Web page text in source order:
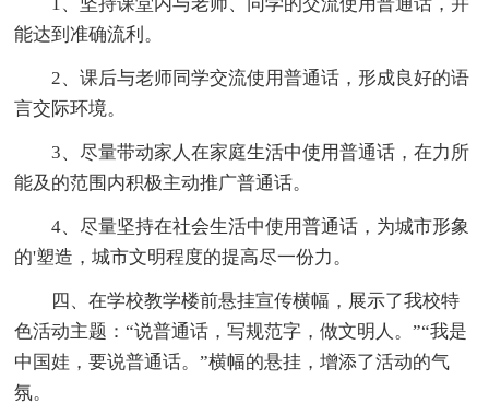
能达到准确流利。
2、课后与老师同学交流使用普通话，形成良好的语
言交际环境。
3、尽量带动家人在家庭生活中使用普通话，在力所
能及的范围内积极主动推广普通话。
4、尽量坚持在社会生活中使用普通话，为城市形象
的'塑造，城市文明程度的提高尽一份力。
四、在学校教学楼前悬挂宣传横幅，展示了我校特
色活动主题：“说普通话，写规范字，做文明人。”“我是
中国娃，要说普通话。”横幅的悬挂，增添了活动的气
氛。